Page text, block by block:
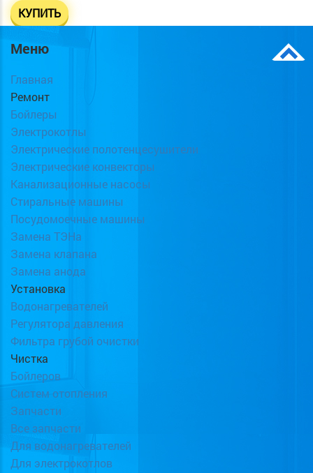
КУПИТЬ
Меню
Главная
Ремонт
Бойлеры
Электрокотлы
Электрические полотенцесушители
Электрические конвекторы
Канализационные насосы
Стиральные машины
Посудомоечные машины
Замена ТЭНа
Замена клапана
Замена анода
Установка
Водонагревателей
Регулятора давления
Фильтра грубой очистки
Чистка
Бойлеров
Систем отопления
Запчасти
Все запчасти
Для водонагревателей
Для электрокотлов